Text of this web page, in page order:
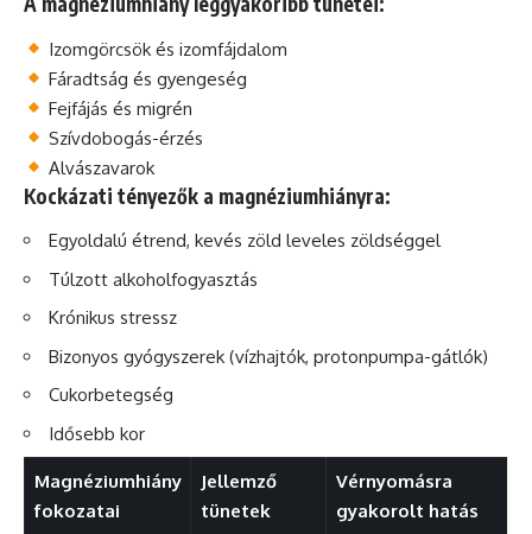
Izomgörcsök és izomfájdalom
Fáradtság és gyengeség
Fejfájás és migrén
Szívdobogás-érzés
Alvászavarok
Kockázati tényezők a magnéziumhiányra:
Egyoldalú étrend, kevés zöld leveles zöldséggel
Túlzott alkoholfogyasztás
Krónikus stressz
Bizonyos gyógyszerek (vízhajtók, protonpumpa-gátlók)
Cukorbetegség
Idősebb kor
Magnéziumhiány
fokozatai
Jellemző
tünetek
Vérnyomásra
gyakorolt hatás